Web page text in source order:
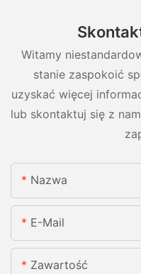
Witamy
stanie zaspokoić
uzyskać więcej
lub skontaktuj się z
Nazwa
E-Mail
Zawartość